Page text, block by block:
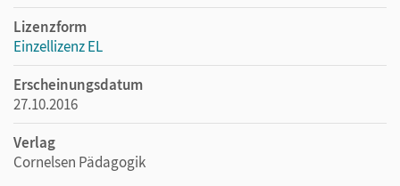
Lizenzform
Einzellizenz EL
Erscheinungsdatum
27.10.2016
Verlag
Cornelsen Pädagogik